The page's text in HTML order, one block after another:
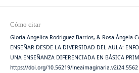
Cómo citar
Gloria Angelica Rodriguez Barrios, & Rosa Ángela
ENSEÑAR DESDE LA DIVERSIDAD DEL AULA:
UNA ENSEÑANZA DIFERENCIADA EN BÁSICA
https://doi.org/10.56219/lneaimaginaria.v2i24.5562